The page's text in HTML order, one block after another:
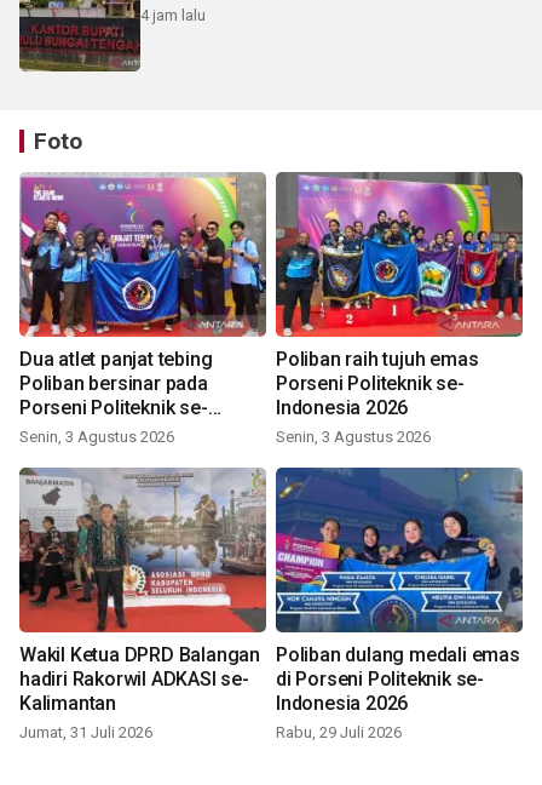
4 jam lalu
Foto
Dua atlet panjat tebing
Poliban bersinar pada
Porseni Politeknik se-
Indonesia 2026
Senin, 3 Agustus 2026
Poliban raih tujuh emas
Porseni Politeknik se-
Indonesia 2026
Senin, 3 Agustus 2026
Wakil Ketua DPRD Balangan
hadiri Rakorwil ADKASI se-
Kalimantan
Jumat, 31 Juli 2026
Poliban dulang medali emas
di Porseni Politeknik se-
Indonesia 2026
Rabu, 29 Juli 2026